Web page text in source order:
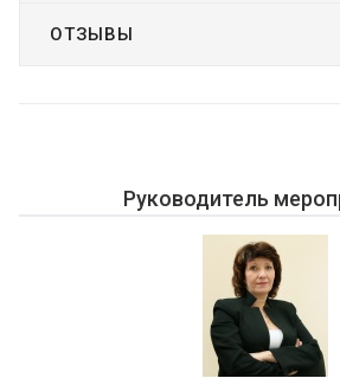
ОТЗЫВЫ
Руководитель